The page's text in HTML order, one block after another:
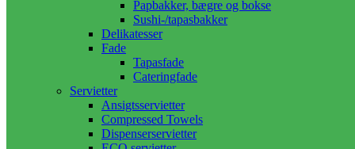
Papbakker, bægre og bokse
Sushi-/tapasbakker
Delikatesser
Fade
Tapasfade
Cateringfade
Servietter
Ansigtsservietter
Compressed Towels
Dispenserservietter